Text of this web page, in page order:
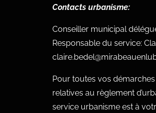
Contacts urbanisme:
Conseiller municipal
Responsable du service:
Pour toutes vos
relatives au règlement
service urbanisme est à